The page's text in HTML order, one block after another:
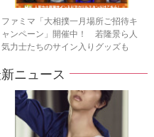
ファミマ「大相撲一月場所ご招待キ
ャンペーン」開催中！ 若隆景ら人
気力士たちのサイン入りグッズも
ニュース